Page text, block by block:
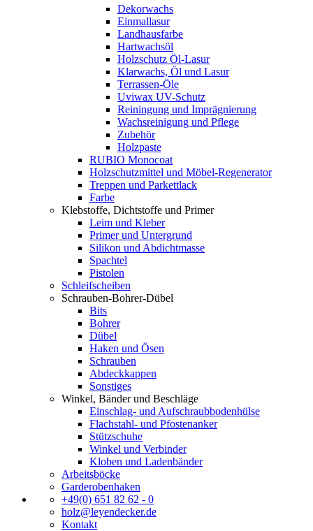
Dekorwachs
Einmallasur
Landhausfarbe
Hartwachsöl
Holzschutz Öl-Lasur
Klarwachs, Öl und Lasur
Terrassen-Öle
Uviwax UV-Schutz
Reiningung und Imprägnierung
Wachsreinigung und Pflege
Zubehör
Holzpaste
RUBIO Monocoat
Holzschutzmittel und Möbel-Regenerator
Treppen und Parkettlack
Farbe
Klebstoffe, Dichtstoffe und Primer
Leim und Kleber
Primer und Untergrund
Silikon und Abdichtmasse
Spachtel
Pistolen
Schleifscheiben
Schrauben-Bohrer-Dübel
Bits
Bohrer
Dübel
Haken und Ösen
Schrauben
Abdeckkappen
Sonstiges
Winkel, Bänder und Beschläge
Einschlag- und Aufschraubbodenhülse
Flachstahl- und Pfostenanker
Stützschuhe
Winkel und Verbinder
Kloben und Ladenbänder
Arbeitsböcke
Garderobenhaken
+49(0) 651 82 62 - 0
holz@leyendecker.de
Kontakt